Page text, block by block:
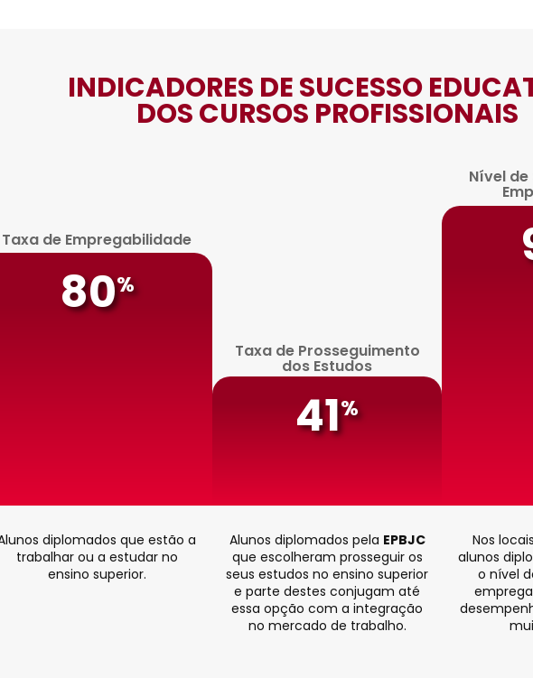
INDICADORES DE SUCESSO
DOS CURSOS PROFISSIONAIS
Taxa de Empregabilidade
80%
diplomados que estão a
trabalhar ou a estudar no
ensino superior.
Taxa de Prosseguimento
dos Estudos
41%
Alunos diplomados pela EPBJC
que escolheram prosseguir os
seus estudos no ensino superior
e parte destes conjugam até
essa opção com a integração
no mercado de trabalho.
Nível
Nos
alunos
o nível